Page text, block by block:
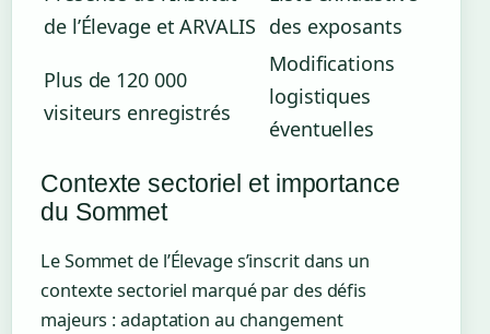
de l’Élevage et ARVALIS des exposants
Plus de 120 000
visiteurs enregistrés
Modifications
logistiques
éventuelles
Contexte sectoriel et importance
du Sommet
Le Sommet de l’Élevage s’inscrit dans un
contexte sectoriel marqué par des défis
majeurs : adaptation au changement